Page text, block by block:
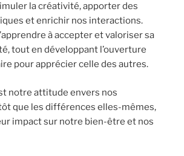
la créativité, apporter des
et enrichir nos interactions.
à accepter et valoriser sa
tout en développant l’ouverture
pour apprécier celle des autres.
notre attitude envers nos
que les différences elles-mêmes,
impact sur notre bien-être et nos